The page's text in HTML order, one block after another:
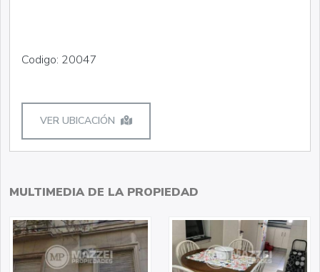
Codigo: 20047
VER UBICACIÓN
MULTIMEDIA DE LA PROPIEDAD